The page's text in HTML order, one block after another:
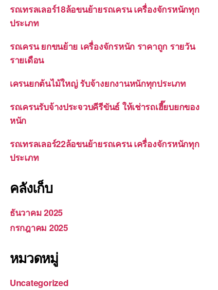
รถเทรลเลอร์18ล้อขนย้ายรถเครน เครื่องจักรหนักทุก
ประเภท
รถเครน ยกขนย้าย เครื่องจักรหนัก ราคาถูก รายวัน
รายเดือน
เครนยกต้นไม้ใหญ่ รับจ้างยกงานหนักทุกประเภท
รถเครนรับจ้างประจวบคีรีขันธ์ ให้เช่ารถเฮี๊ยบยกของ
หนัก
รถเทรลเลอร์22ล้อขนย้ายรถเครน เครื่องจักรหนักทุก
ประเภท
คลังเก็บ
ธันวาคม 2025
กรกฎาคม 2025
หมวดหมู่
Uncategorized